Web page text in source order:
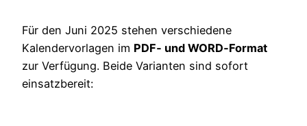
Für den Juni 2025 stehen verschiedene
Kalendervorlagen im PDF‑ und WORD‑Format
zur Verfügung. Beide Varianten sind sofort
einsatzbereit: